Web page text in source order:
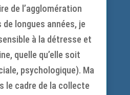
de l’agglomération
longues années, je
à la détresse et
quelle qu’elle soit
psychologique). Ma
le cadre de la collecte